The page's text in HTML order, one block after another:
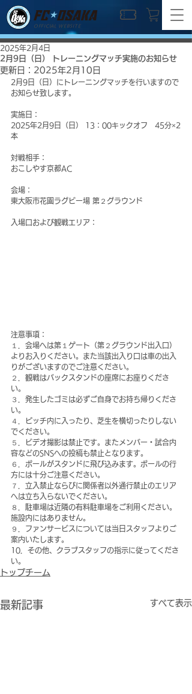
OFFICIAL WEBSITE
2月9日（日） トレーニングマッチ実施のお知らせ
2025年2月4日
更新日： 2025年2月10日
2月9日（日）にトレーニングマッチを行いますので
お知らせ致します。
実施日：
2025年2月9日（日） 13：00キックオフ　45分×2
本
対戦相手：
おこしやす京都AC
会場：
東大阪市花園ラグビー場 第２グラウンド
入場口および観戦エリア：
注意事項：
１．会場へは第１ゲート（第２グラウンド出入口）
よりお入りください。また当該出入り口は車の出入
りがございますのでご注意ください。
２．観戦はバックスタンドの座席にお座りくださ
い。
３．発生したゴミは必ずご自身でお持ち帰りくださ
い。
４．ピッチ内に入ったり、芝生を横切ったりしない
でください。
５．ビデオ撮影は禁止です。またメンバー・試合内
容などのSNSへの投稿も禁止となります。
６．ボールがスタンドに飛び込みます。ボールの行
方には十分ご注意ください。
７．立入禁止ならびに関係者以外通行禁止のエリア
へは立ち入らないでください。
８．駐車場は近隣の有料駐車場をご利用ください。
施設内にはありません。
９．ファンサービスについては当日スタッフよりご
案内いたします。
10．その他、クラブスタッフの指示に従ってくださ
い。
トップチーム
最新記事 すべて表示